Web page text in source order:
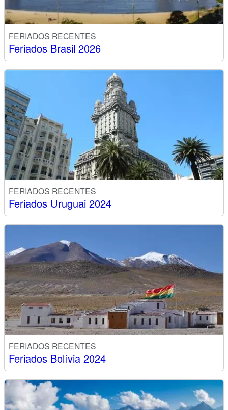
FERIADOS RECENTES
Feriados Brasil 2026
FERIADOS RECENTES
Feriados Uruguai 2024
FERIADOS RECENTES
Feriados Bolívia 2024